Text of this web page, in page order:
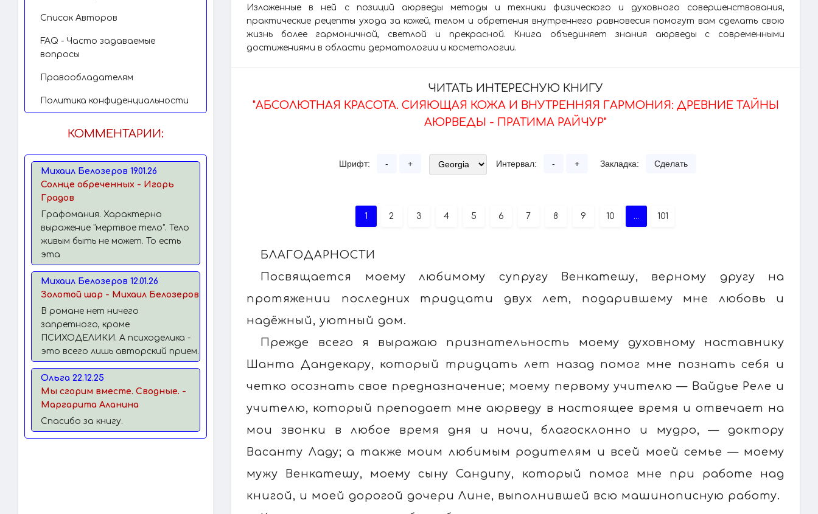
Список Авторов
FAQ - Часто задаваемые
вопросы
Правообладателям
Политика конфиденциальности
КОММЕНТАРИИ:
Михаил Белозеров 19.01.26
Солнце обреченных - Игорь
Градов
Графомания. Характерно
выражение "мертвое тело". Тело
живым быть не может. То есть
эта
Михаил Белозеров 12.01.26
Золотой шар - Михаил Белозеров
В романе нет ничего
запретного, кроме
ПСИХОДЕЛИКИ. А психоделика -
это всего лишь авторский прием.
Ольга 22.12.25
Мы сгорим вместе. Сводные. -
Маргарита Аланина
Спасибо за книгу.
Изложенные в ней с позиций аюрведы методы и техники физического и духовного совершенствования,
практические рецепты ухода за кожей, телом и обретения внутреннего равновесия помогут вам сделать свою
жизнь более гармоничной, светлой и прекрасной. Книга объединяет знания аюрведы с современными
достижениями в области дерматологии и косметологии.
ЧИТАТЬ ИНТЕРЕСНУЮ КНИГУ
"АБСОЛЮТНАЯ КРАСОТА. СИЯЮЩАЯ КОЖА И ВНУТРЕННЯЯ ГАРМОНИЯ: ДРЕВНИЕ ТАЙНЫ
АЮРВЕДЫ - ПРАТИМА РАЙЧУР"
Шрифт: - + Интервал: - + Закладка: Сделать
1 2 3 4 5 6 7 8 9 10 ... 101
БЛАГОДАРНОСТИ
Посвящается моему любимому супругу Венкатешу, верному другу на
протяжении последних тридцати двух лет, подарившему мне любовь и
надёжный, уютный дом.
Прежде всего я выражаю признательность моему духовному наставнику
Шанта Дандекару, который тридцать лет назад помог мне познать себя и
четко осознать свое предназначение; моему первому учителю — Вайдье Реле и
учителю, который преподает мне аюрведу в настоящее время и отвечает на
мои звонки в любое время дня и ночи, благосклонно и мудро, — доктору
Васанту Ладу; а также моим любимым родителям и всей моей семье — моему
мужу Венкатешу, моему сыну Сандипу, который помог мне при работе над
книгой, и моей дорогой дочери Лине, выполнившей всю машинописную работу.